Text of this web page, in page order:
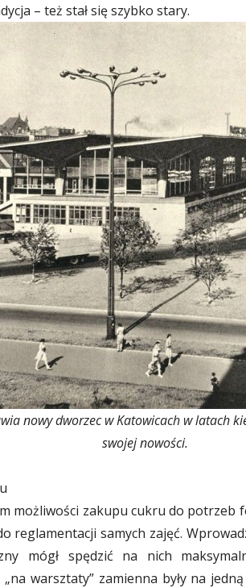
– też stał się szybko stary.
nowy dworzec w Katowicach w latach
swojej nowości.
możliwości zakupu cukru do potrzeb
reglamentacji samych zajęć.
mógł spędzić na nich
„na warsztaty” zamienna były na